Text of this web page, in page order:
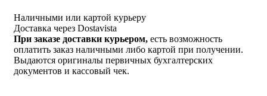
Наличными или картой курьеру
Доставка через Dostavista
При заказе доставки курьером, есть возможность
оплатить заказ наличными либо картой при получении.
Выдаются оригиналы первичных бухгалтерских
документов и кассовый чек.